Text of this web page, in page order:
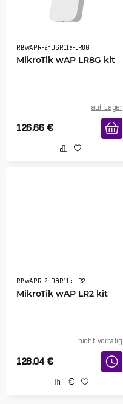
RBwAPR-2nD&R11e-LR8G
MikroTik wAP LR8G kit
auf Lager
126.66 €
RBwAPR-2nD&R11e-LR2
MikroTik wAP LR2 kit
nicht vorrätig
128.04 €